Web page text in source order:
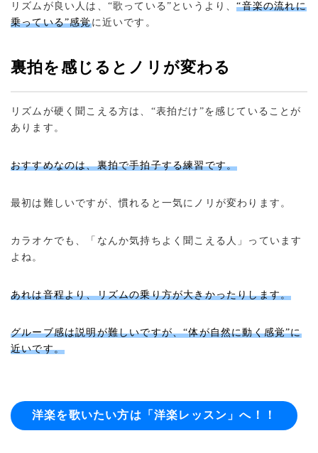
リズムが良い人は、“歌っている”というより、“音楽の流れに
乗っている”感覚に近いです。
裏拍を感じるとノリが変わる
リズムが硬く聞こえる方は、“表拍だけ”を感じていることが
あります。
おすすめなのは、裏拍で手拍子する練習です。
最初は難しいですが、慣れると一気にノリが変わります。
カラオケでも、「なんか気持ちよく聞こえる人」っています
よね。
あれは音程より、リズムの乗り方が大きかったりします。
グルーブ感は説明が難しいですが、“体が自然に動く感覚”に
近いです。
洋楽を歌いたい方は「洋楽レッスン」へ！！